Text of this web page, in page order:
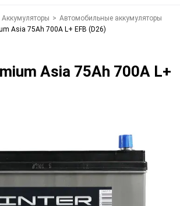
Аккумуляторы > Автомобильные аккумуляторы
Asia 75Ah 700A L+ EFB (D26)
Asia 75Ah 700A L+